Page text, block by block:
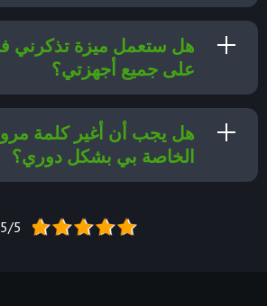
على جميع أجهزتي؟
الخاصة بي بشكل دوري؟
5/5